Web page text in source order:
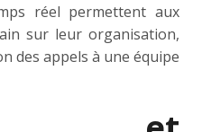
réel permettent aux
sur leur organisation,
des appels à une équipe